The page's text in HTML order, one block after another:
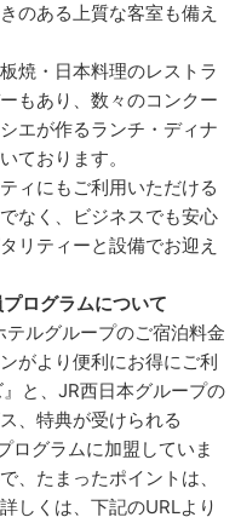
のある上質な客室も備え
焼・日本料理のレストラ
もあり、数々のコンクー
エが作るランチ・ディナ
ております。
ィにもご利用いただける
なく、ビジネスでも安心
リティーと設備でお迎え
ログラムについて
ルグループのご宿泊料金
がより便利にお得にご利
と、JR西日本グループの
、特典が受けられる
ログラムに加盟していま
、たまったポイントは、
しくは、下記のURLより